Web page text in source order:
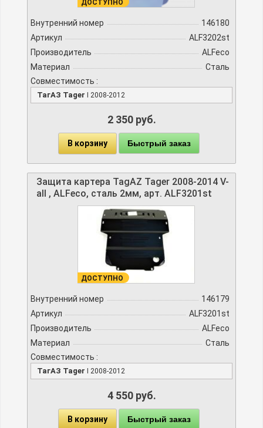
ДОСТУПНО
Внутренний номер
146180
Артикул
ALF3202st
Производитель
ALFeco
Материал
Сталь
Совместимость :
ТагАЗ Tager I 2008-2012
2 350 руб.
В корзину Быстрый заказ
Защита картера TagAZ Tager 2008-2014 V-
all , ALFeco, сталь 2мм, арт. ALF3201st
ДОСТУПНО
Внутренний номер
146179
Артикул
ALF3201st
Производитель
ALFeco
Материал
Сталь
Совместимость :
ТагАЗ Tager I 2008-2012
4 550 руб.
В корзину Быстрый заказ